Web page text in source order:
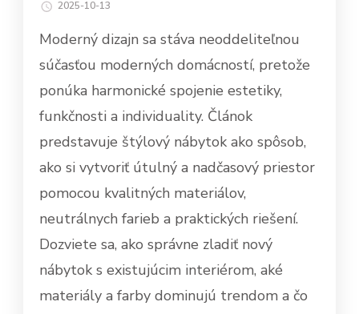
2025-10-13
Moderný dizajn sa stáva neoddeliteľnou
súčasťou moderných domácností, pretože
ponúka harmonické spojenie estetiky,
funkčnosti a individuality. Článok
predstavuje štýlový nábytok ako spôsob,
ako si vytvoriť útulný a nadčasový priestor
pomocou kvalitných materiálov,
neutrálnych farieb a praktických riešení.
Dozviete sa, ako správne zladiť nový
nábytok s existujúcim interiérom, aké
materiály a farby dominujú trendom a čo